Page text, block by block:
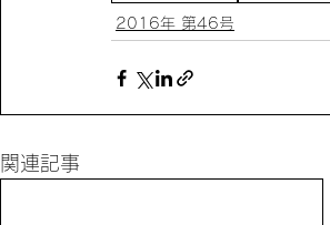
2016年 第46号
関連記事